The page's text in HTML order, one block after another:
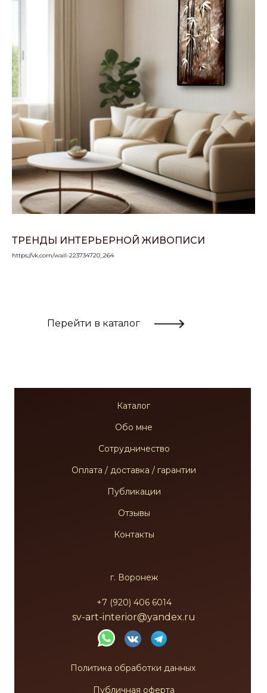
ТРЕНДЫ ИНТЕРЬЕРНОЙ ЖИВОПИСИ
https://vk.com/wall-223734720_264
Перейти в каталог
Каталог
Обо мне
Сотрудничество
Оплата / доставка / гарантии
Публикации
Отзывы
Контакты
г. Воронеж
+7 (920) 406 6014
sv-art-interior@yandex.ru
Политика обработки данных
Публичная оферта